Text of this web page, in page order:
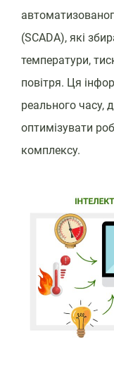
(SCADA), які
температури,
повітря. Ця
реального часу,
оптимізувати
комплексу.